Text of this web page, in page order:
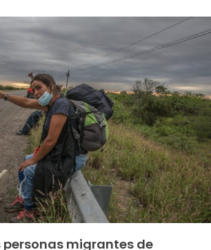
personas migrantes de